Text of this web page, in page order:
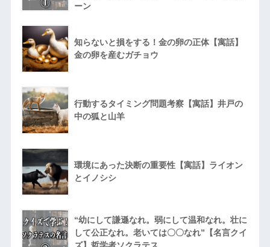
ーン
知らないと損をする！金の卵の正体【寓話】
金の卵を産むガチョウ
行動するタイミング問題考察【寓話】井戸の
中の狐と山羊
環境にあった決断の重要性【寓話】ライオン
とイノシシ
“幼にして謙遜なれ。弱にして温和なれ。壮に
して公正なれ。老いては〇〇なれ”【名言クイ